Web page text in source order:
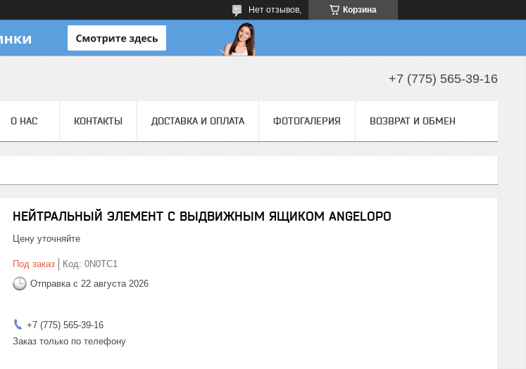
Корзина
Нет отзывов,
+7 (775) 565-39-16
О НАС КОНТАКТЫ ДОСТАВКА И ОПЛАТА ФОТОГАЛЕРИЯ ВОЗВРАТ И ОБМЕН
НЕЙТРАЛЬНЫЙ ЭЛЕМЕНТ С ВЫДВИЖНЫМ ЯЩИКОМ ANGELOPO
Цену уточняйте
Под заказ Код: 0N0TC1
Отправка с 22 августа 2026
+7 (775) 565-39-16
Заказ только по телефону